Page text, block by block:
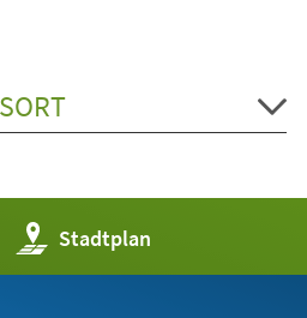
Stadtplan
(Öffnet
in
einem